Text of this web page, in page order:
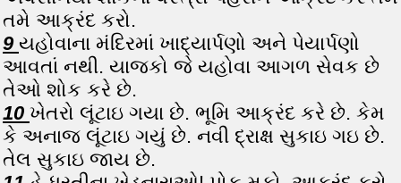
તમે આક્રંદ કરો.
9 યહોવાના મંદિરમાં ખાદ્યાર્પણો અને પેયાર્પણો
આવતાં નથી. યાજકો જે યહોવા આગળ સેવક છે
તેઓ શોક કરે છે.
10 ખેતરો લૂંટાઇ ગયા છે. ભૂમિ આક્રંદ કરે છે. કેમ
કે અનાજ લૂંટાઇ ગયું છે. નવી દ્રાક્ષ સુકાઇ ગઇ છે.
તેલ સુકાઇ જાય છે.